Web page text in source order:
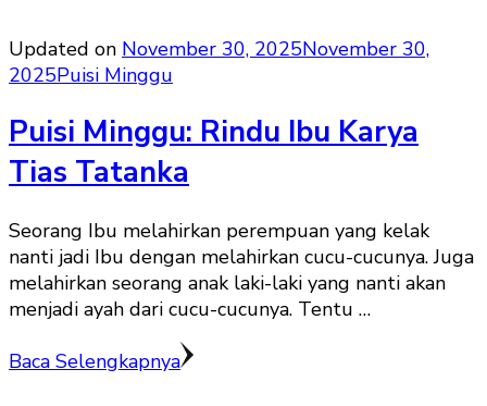
Updated on November 30, 2025November 30,
2025Puisi Minggu
Puisi Minggu: Rindu Ibu Karya
Tias Tatanka
Seorang Ibu melahirkan perempuan yang kelak
nanti jadi Ibu dengan melahirkan cucu-cucunya. Juga
melahirkan seorang anak laki-laki yang nanti akan
menjadi ayah dari cucu-cucunya. Tentu …
Baca Selengkapnya